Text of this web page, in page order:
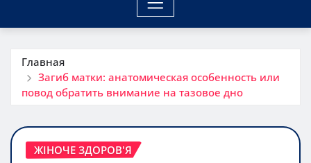
Главная
Загиб матки: анатомическая особенность или
повод обратить внимание на тазовое дно
ЖІНОЧЕ ЗДОРОВ'Я